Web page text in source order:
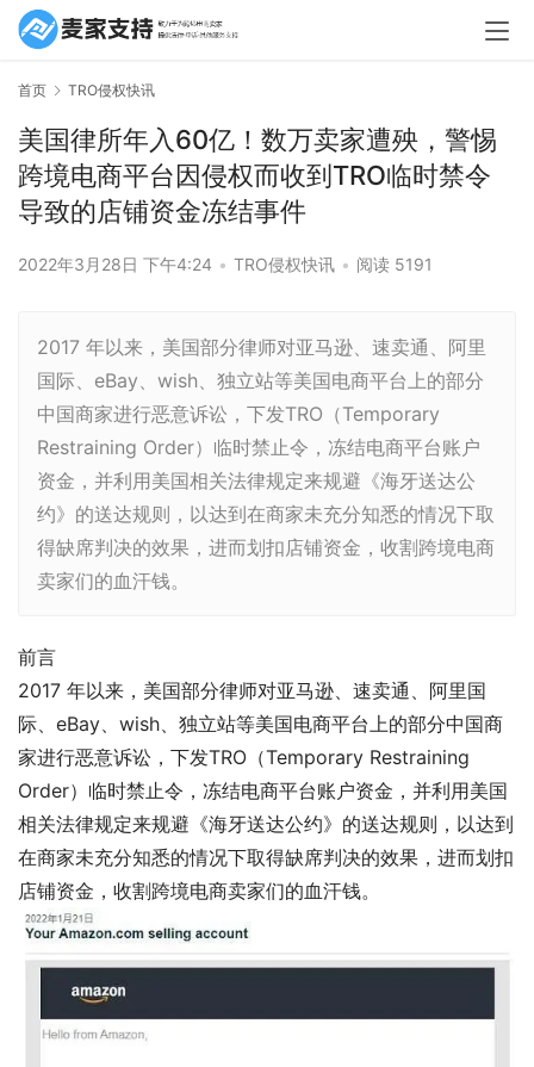
首页 TRO侵权快讯
美国律所年入60亿！数万卖家遭殃，警惕
跨境电商平台因侵权而收到TRO临时禁令
导致的店铺资金冻结事件
2022年3月28日 下午4:24 • TRO侵权快讯 • 阅读 5191
2017 年以来，美国部分律师对亚马逊、速卖通、阿里
国际、eBay、wish、独立站等美国电商平台上的部分
中国商家进行恶意诉讼，下发TRO（Temporary
Restraining Order）临时禁止令，冻结电商平台账户
资金，并利用美国相关法律规定来规避《海牙送达公
约》的送达规则，以达到在商家未充分知悉的情况下取
得缺席判决的效果，进而划扣店铺资金，收割跨境电商
卖家们的血汗钱。
前言
2017 年以来，美国部分律师对亚马逊、速卖通、阿里国
际、eBay、wish、独立站等美国电商平台上的部分中国商
家进行恶意诉讼，下发TRO（Temporary Restraining
Order）临时禁止令，冻结电商平台账户资金，并利用美国
相关法律规定来规避《海牙送达公约》的送达规则，以达到
在商家未充分知悉的情况下取得缺席判决的效果，进而划扣
店铺资金，收割跨境电商卖家们的血汗钱。